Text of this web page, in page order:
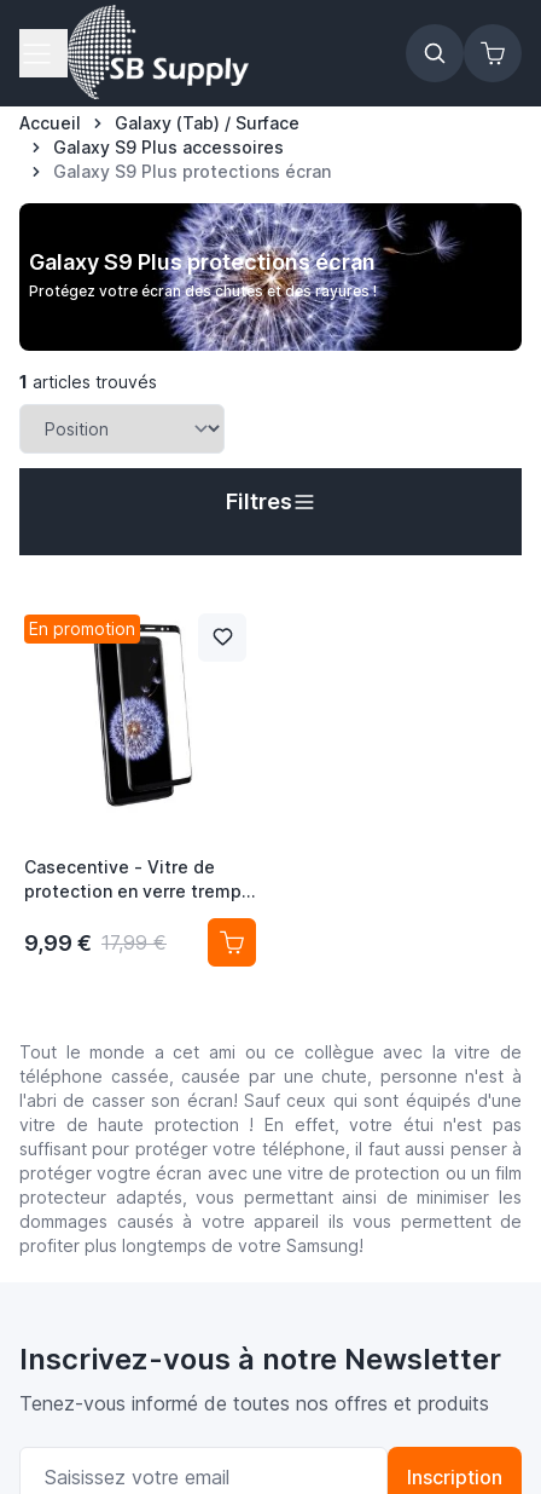
Allez au contenu
Accueil
Galaxy (Tab) / Surface
Galaxy S9 Plus accessoires
Galaxy S9 Plus protections écran
Galaxy S9 Plus protections écran
Protégez votre écran des chutes et des rayures !
1 articles trouvés
Filtres
En promotion
Casecentive - Vitre de
protection en verre trempé
3D couverture totale -
Samsung Galaxy S9 Plus
9,99 € 17,99 €
Tout le monde a cet ami ou ce collègue avec la vitre de
téléphone cassée, causée par une chute, personne n'est à
l'abri de casser son écran! Sauf ceux qui sont équipés d'une
vitre de haute protection ! En effet, votre étui n'est pas
suffisant pour protéger votre téléphone, il faut aussi penser à
protéger vogtre écran avec une vitre de protection ou un film
protecteur adaptés, vous permettant ainsi de minimiser les
dommages causés à votre appareil ils vous permettent de
profiter plus longtemps de votre Samsung!
Inscrivez-vous à notre Newsletter
Tenez-vous informé de toutes nos offres et produits
Adresse email
Inscription